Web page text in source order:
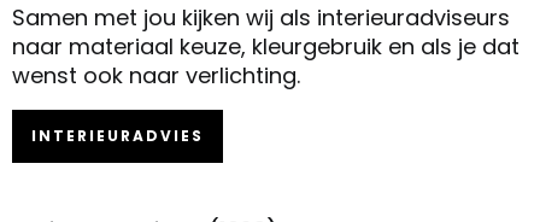
Samen met jou kijken wij als interieuradviseurs
naar materiaal keuze, kleurgebruik en als je dat
wenst ook naar verlichting.
INTERIEURADVIES